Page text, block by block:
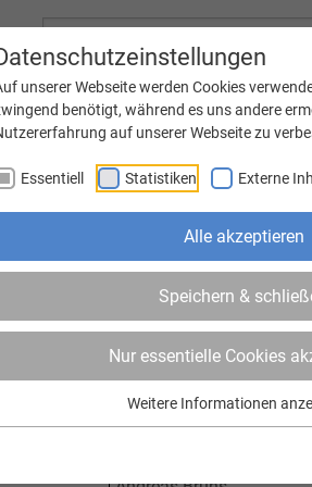
unserer Webseite werden Cookies
benötigt, während es uns andere
auf unserer Webseite zu
Essentiell Statistiken Externe
Alle akzeptieren
Speichern &
Nur essentielle Cookies
Weitere Informationen
Familie
Bildung, Betreuung, Soziales
Steffen Voß